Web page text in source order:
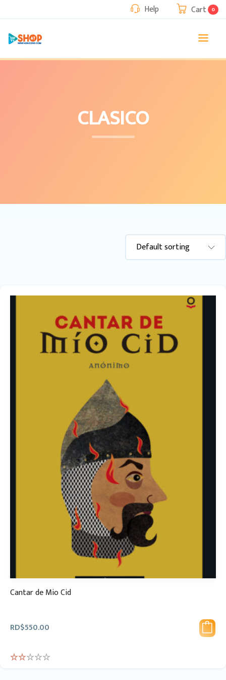
Help Cart 0
CLASICO
Cantar de Mio Cid
RD$550.00